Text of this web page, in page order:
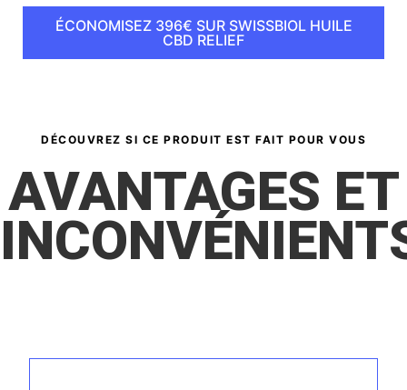
ÉCONOMISEZ 396€ SUR SWISSBIOL HUILE
CBD RELIEF
DÉCOUVREZ SI CE PRODUIT EST FAIT POUR VOUS
AVANTAGES ET